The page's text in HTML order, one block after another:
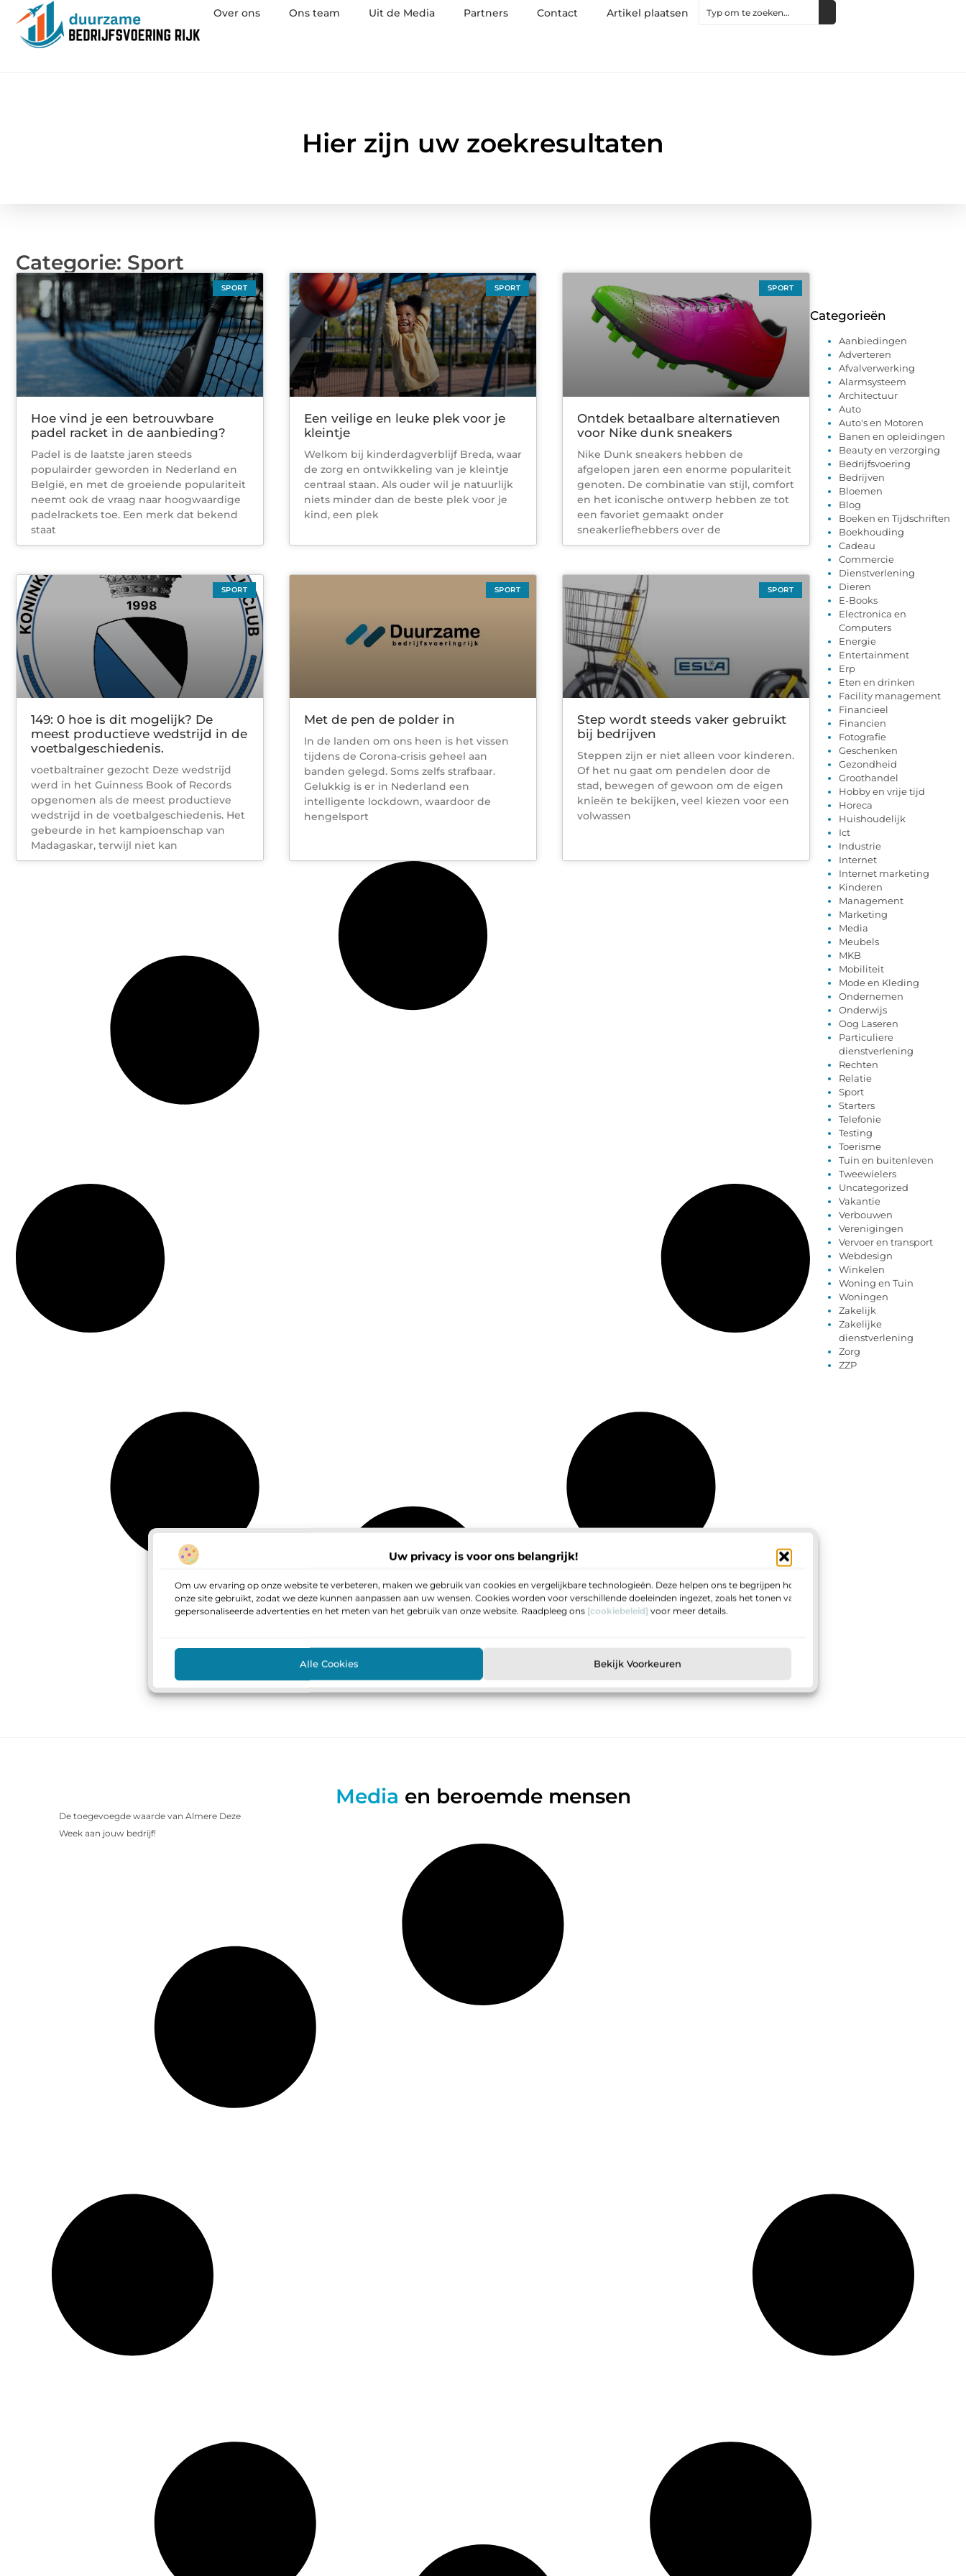
Uw privacy is voor ons belangrijk!
Om uw ervaring op onze website te verbeteren, maken we gebruik van cookies en vergelijkbare technologieën. Deze helpen ons te begrijpen hoe u
onze site gebruikt, zodat we deze kunnen aanpassen aan uw wensen. Cookies worden voor verschillende doeleinden ingezet, zoals het tonen van
gepersonaliseerde advertenties en het meten van het gebruik van onze website. Raadpleeg ons [cookiebeleid] voor meer details.
Alle Cookies Bekijk Voorkeuren
Over ons Ons team Uit de Media Partners Contact Artikel plaatsen
Hier zijn uw zoekresultaten
Categorie: Sport
SPORT
Hoe vind je een betrouwbare
padel racket in de aanbieding?
Padel is de laatste jaren steeds
populairder geworden in Nederland en
België, en met de groeiende populariteit
neemt ook de vraag naar hoogwaardige
padelrackets toe. Een merk dat bekend
staat
SPORT
Een veilige en leuke plek voor je
kleintje
Welkom bij kinderdagverblijf Breda, waar
de zorg en ontwikkeling van je kleintje
centraal staan. Als ouder wil je natuurlijk
niets minder dan de beste plek voor je
kind, een plek
SPORT
Ontdek betaalbare alternatieven
voor Nike dunk sneakers
Nike Dunk sneakers hebben de
afgelopen jaren een enorme populariteit
genoten. De combinatie van stijl, comfort
en het iconische ontwerp hebben ze tot
een favoriet gemaakt onder
sneakerliefhebbers over de
SPORT
149: 0 hoe is dit mogelijk? De
meest productieve wedstrijd in de
voetbalgeschiedenis.
voetbaltrainer gezocht Deze wedstrijd
werd in het Guinness Book of Records
opgenomen als de meest productieve
wedstrijd in de voetbalgeschiedenis. Het
gebeurde in het kampioenschap van
Madagaskar, terwijl niet kan
SPORT
Met de pen de polder in
In de landen om ons heen is het vissen
tijdens de Corona-crisis geheel aan
banden gelegd. Soms zelfs strafbaar.
Gelukkig is er in Nederland een
intelligente lockdown, waardoor de
hengelsport
SPORT
Step wordt steeds vaker gebruikt
bij bedrijven
Steppen zijn er niet alleen voor kinderen.
Of het nu gaat om pendelen door de
stad, bewegen of gewoon om de eigen
knieën te bekijken, veel kiezen voor een
volwassen
Categorieën
Aanbiedingen
Adverteren
Afvalverwerking
Alarmsysteem
Architectuur
Auto
Auto's en Motoren
Banen en opleidingen
Beauty en verzorging
Bedrijfsvoering
Bedrijven
Bloemen
Blog
Boeken en Tijdschriften
Boekhouding
Cadeau
Commercie
Dienstverlening
Dieren
E-Books
Electronica en
Computers
Energie
Entertainment
Erp
Eten en drinken
Facility management
Financieel
Financien
Fotografie
Geschenken
Gezondheid
Groothandel
Hobby en vrije tijd
Horeca
Huishoudelijk
Ict
Industrie
Internet
Internet marketing
Kinderen
Management
Marketing
Media
Meubels
MKB
Mobiliteit
Mode en Kleding
Ondernemen
Onderwijs
Oog Laseren
Particuliere
dienstverlening
Rechten
Relatie
Sport
Starters
Telefonie
Testing
Toerisme
Tuin en buitenleven
Tweewielers
Uncategorized
Vakantie
Verbouwen
Verenigingen
Vervoer en transport
Webdesign
Winkelen
Woning en Tuin
Woningen
Zakelijk
Zakelijke
dienstverlening
Zorg
ZZP
Media en beroemde mensen
De toegevoegde waarde van Almere Deze
Week aan jouw bedrijf!